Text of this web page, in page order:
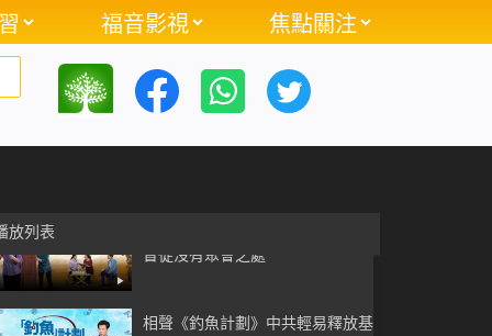
福音影視 焦點關注
放列表
23:51
小品《主在叩門》你迎接到主了嗎
督徒沒有聚會之處
相聲《釣魚計劃》中共輕易釋放基